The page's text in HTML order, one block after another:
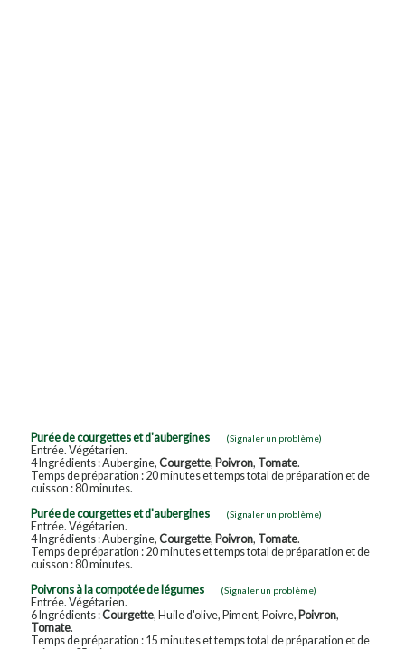
Purée de courgettes et d'aubergines (Signaler un problème)
Entrée. Végétarien.
4 Ingrédients : Aubergine, Courgette, Poivron, Tomate.
Temps de préparation : 20 minutes et temps total de préparation et de
cuisson : 80 minutes.
Purée de courgettes et d'aubergines
(Signaler un problème)
Entrée. Végétarien.
4 Ingrédients : Aubergine, Courgette, Poivron, Tomate.
Temps de préparation : 20 minutes et temps total de préparation et de
cuisson : 80 minutes.
Poivrons à la compotée de légumes
(Signaler un problème)
Entrée. Végétarien.
6 Ingrédients :Courgette, Huile d'olive, Piment, Poivre, Poivron,
Tomate.
Temps de préparation : 15 minutes et temps total de préparation et de